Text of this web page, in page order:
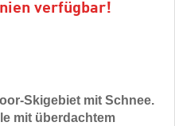
verfügbar!
Skigebiet mit Schnee.
mit überdachtem